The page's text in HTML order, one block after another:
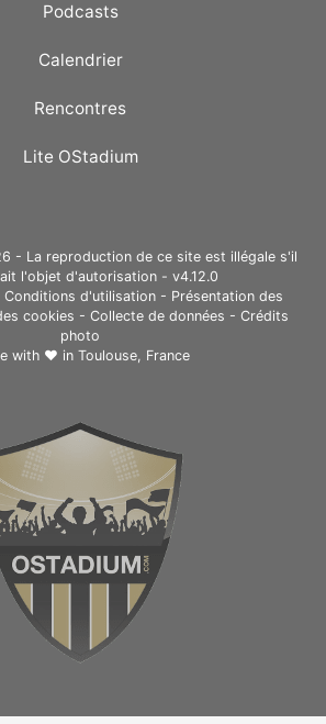
Podcasts
Calendrier
Rencontres
Lite OStadium
- La reproduction de ce site est illégale s'il
l'objet d'autorisation - v4.12.0
Conditions d'utilisation- Présentation des
cookies - Collecte de données - Crédits
photo
with ❤ in Toulouse, France